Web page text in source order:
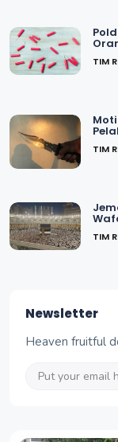
TIM
TIM
TIM
Newsletter
Heaven fruitful